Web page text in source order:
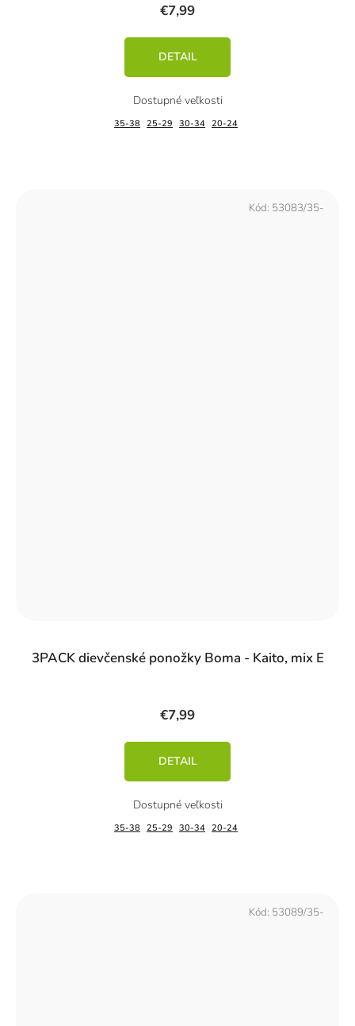
€7,99
DETAIL
35-38 25-29 30-34 20-24
3PACK dievčenské ponožky Boma - Kaito, mix E
€7,99
DETAIL
35-38 25-29 30-34 20-24
Kód: 53083/35-
Kód: 53089/35-